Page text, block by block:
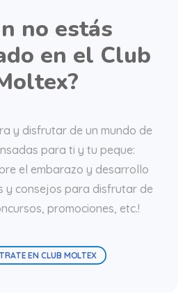
no estás
en el Club
y disfrutar de un mundo de
para ti y tu peque:
el embarazo y desarrollo
y consejos para disfrutar de
promociones, etc.!
EN CLUB MOLTEX